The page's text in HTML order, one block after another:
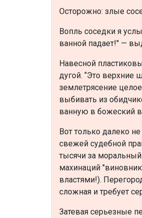
Осторожно: злые
Вопль соседки я
ванной падает!" —
Навесной
дугой. “Это верхние
землетрясение
выбивать из
ванную в божеский
Вот только далеко
свежей судебной
тысячи за
махинаций
властями!).
сложная и требует
Затевая серьезные